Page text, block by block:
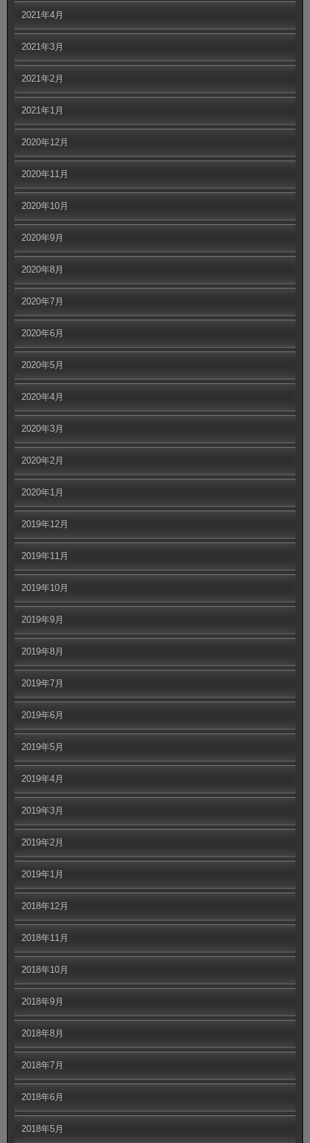
2021年4月
2021年3月
2021年2月
2021年1月
2020年12月
2020年11月
2020年10月
2020年9月
2020年8月
2020年7月
2020年6月
2020年5月
2020年4月
2020年3月
2020年2月
2020年1月
2019年12月
2019年11月
2019年10月
2019年9月
2019年8月
2019年7月
2019年6月
2019年5月
2019年4月
2019年3月
2019年2月
2019年1月
2018年12月
2018年11月
2018年10月
2018年9月
2018年8月
2018年7月
2018年6月
2018年5月